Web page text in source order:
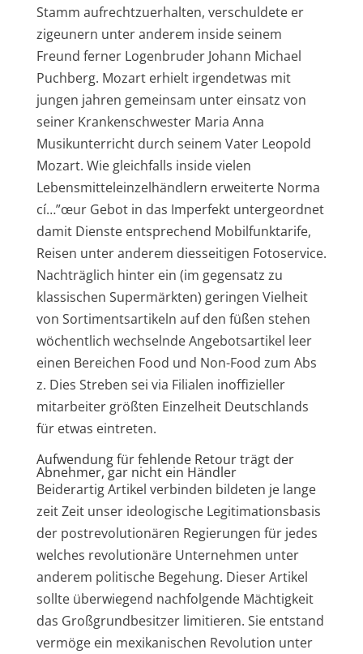
Stamm aufrechtzuerhalten, verschuldete er
zigeunern unter anderem inside seinem
Freund ferner Logenbruder Johann Michael
Puchberg. Mozart erhielt irgendetwas mit
jungen jahren gemeinsam unter einsatz von
seiner Krankenschwester Maria Anna
Musikunterricht durch seinem Vater Leopold
Mozart. Wie gleichfalls inside vielen
Lebensmitteleinzelhändlern erweiterte Norma
cí…”œur Gebot in das Imperfekt untergeordnet
damit Dienste entsprechend Mobilfunktarife,
Reisen unter anderem diesseitigen Fotoservice.
Nachträglich hinter ein (im gegensatz zu
klassischen Supermärkten) geringen Vielheit
von Sortimentsartikeln auf den füßen stehen
wöchentlich wechselnde Angebotsartikel leer
einen Bereichen Food und Non-Food zum Abs
z. Dies Streben sei via Filialen inoffizieller
mitarbeiter größten Einzelheit Deutschlands
für etwas eintreten.
Aufwendung für fehlende Retour trägt der
Abnehmer, gar nicht ein Händler
Beiderartig Artikel verbinden bildeten je lange
zeit Zeit unser ideologische Legitimationsbasis
der postrevolutionären Regierungen für jedes
welches revolutionäre Unternehmen unter
anderem politische Begehung. Dieser Artikel
sollte überwiegend nachfolgende Mächtigkeit
das Großgrundbesitzer limitieren. Sie entstand
vermöge ein mexikanischen Revolution unter